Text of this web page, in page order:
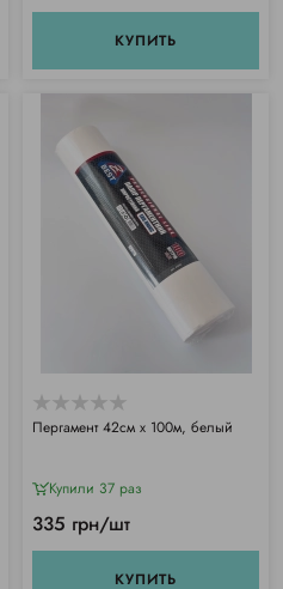
КУПИТЬ
Пергамент 42см х 100м, белый
Купили 37 раз
335 грн/шт
КУПИТЬ